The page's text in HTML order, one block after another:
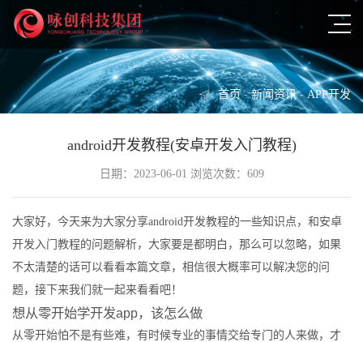
首页 - 新闻资讯 - APP开发
android开发教程(安卓开发入门教程)
日期：2023-06-01 浏览次数：609
大家好，今天来为大家分享android开发教程的一些知识点，和安卓
开发入门教程的问题解析，大家要是都明白，那么可以忽略，如果
不太清楚的话可以看看本篇文章，相信很大概率可以解决您的问
题，接下来我们就一起来看看吧！
想从零开始学开发app，该怎么做
从零开始怕不是有些难，有时候专业的事情交给专门的人来做，才